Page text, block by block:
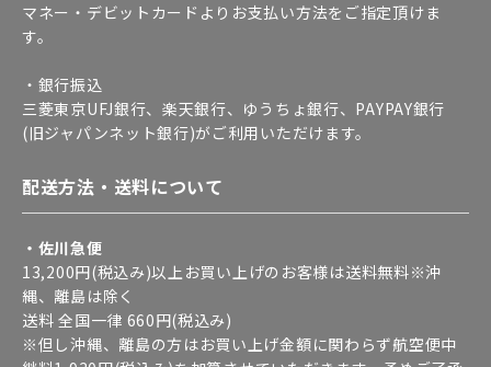
マネー・デビットカードよりお支払い方法をご指定頂けま
す。
・銀行振込
三菱東京UFJ銀行、楽天銀行、ゆうちょ銀行、PAYPAY銀行
(旧ジャパンネット銀行)がご利用いただけます。
配送方法・送料について
・佐川急便
13,200円(税込み)以上お買い上げのお客様は送料無料※沖
縄、離島は除く
送料 全国一律 660円(税込み)
※但し沖縄、離島の方はお買い上げ金額に関わらず航空便中